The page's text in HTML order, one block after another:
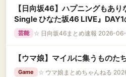
【日向坂46】ハプニングもあ
Single ひなた坂46 LIVE』
芸能 ☆ 日向坂46まとめ速報 2026-
【ウマ娘】マイルに集うものた
Game ☆ ウマ娘まとめちゃんねる